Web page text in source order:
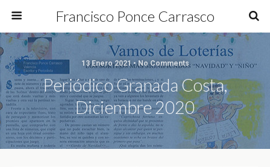
Francisco Ponce Carrasco
13 Enero 2021 • No Comments
Periódico Granada Costa,
Diciembre 2020